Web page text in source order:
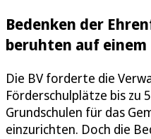
Bedenken der
beruhten auf
Die BV forderte die
Förderschulplätze bis zu
Grundschulen für das
einzurichten. Doch die